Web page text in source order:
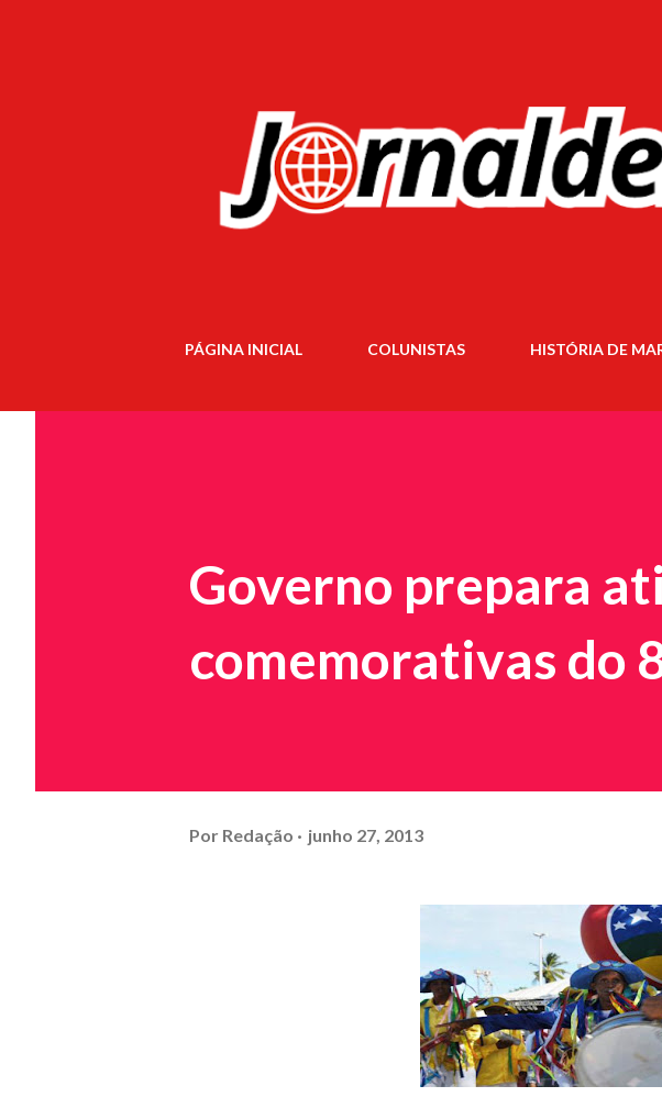
PÁGINA INICIAL COLUNISTAS HISTÓRIA DE
Governo prepara
comemorativas do
Por Redação junho 27, 2013